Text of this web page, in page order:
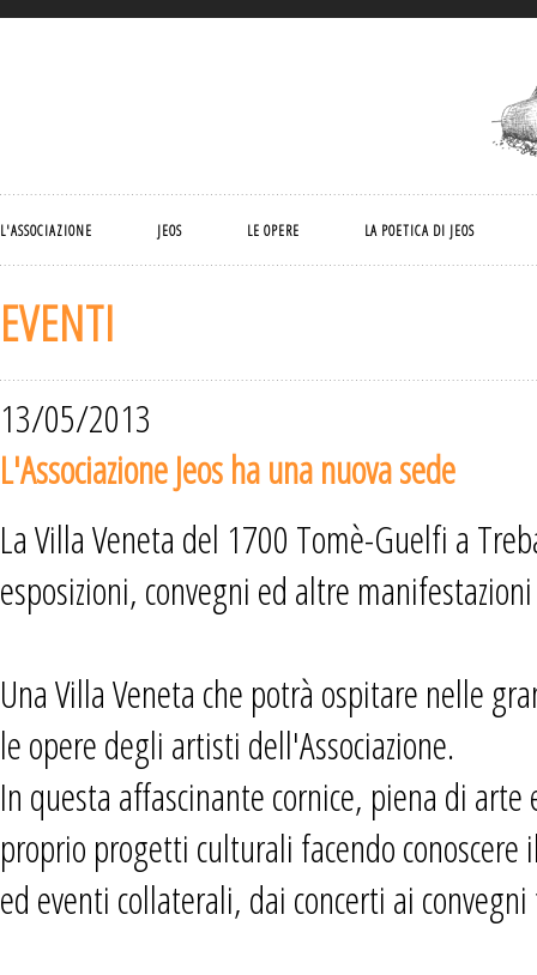
L'ASSOCIAZIONE JEOS LE OPERE LA POETICA DI JEOS
EVENTI
13/05/2013
L'Associazione Jeos ha una nuova sede
La Villa Veneta del 1700 Tomè-Guelfi a
esposizioni, convegni ed altre
Una Villa Veneta che potrà ospitare nelle
le opere degli artisti dell'Associazione.
In questa affascinante cornice, piena di
proprio progetti culturali facendo
ed eventi collaterali, dai concerti ai